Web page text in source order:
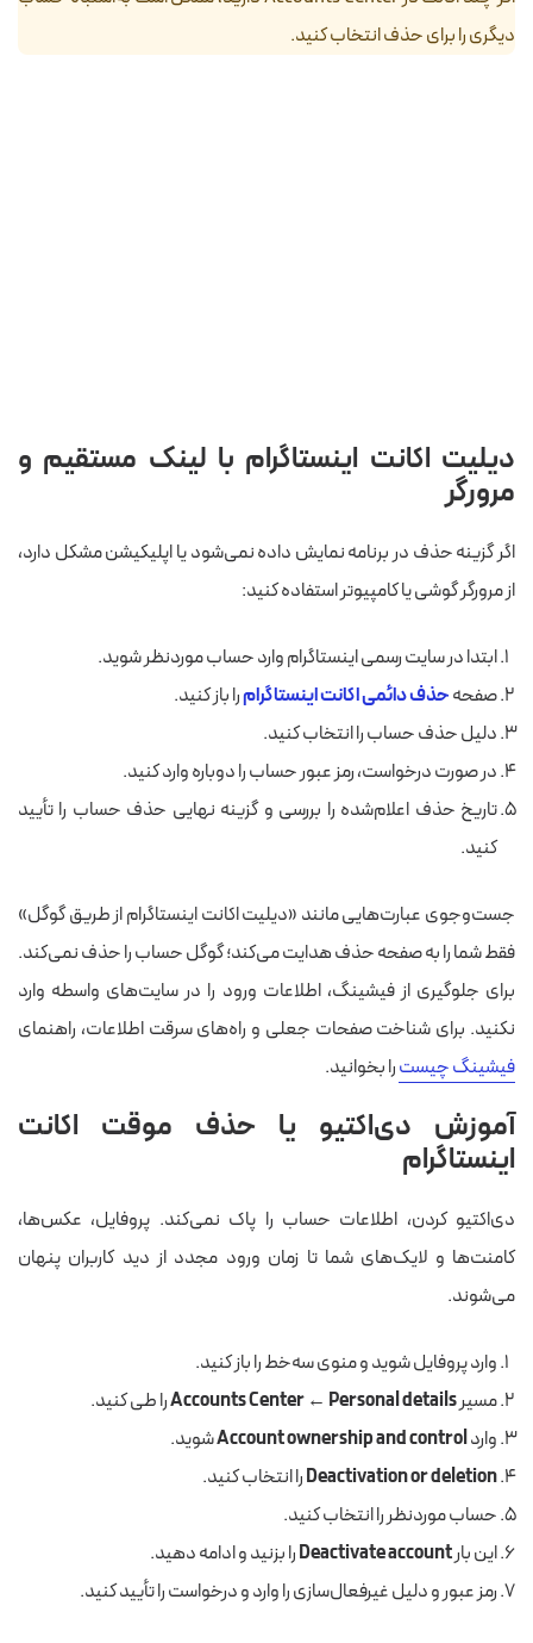
دیگری را برای حذف انتخاب کنید.
دیلیت اکانت اینستاگرام با لینک مستقیم و
مرورگر
اگر گزینه حذف در برنامه نمایش داده نمی‌شود یا اپلیکیشن مشکل دارد،
از مرورگر گوشی یا کامپیوتر استفاده کنید:
ابتدا در سایت رسمی اینستاگرام وارد حساب موردنظر شوید.
صفحهحذف دائمی اکانت اینستاگرامرا باز کنید.
دلیل حذف حساب را انتخاب کنید.
در صورت درخواست، رمز عبور حساب را دوباره وارد کنید.
تاریخ حذف اعلام‌شده را بررسی و گزینه نهایی حذف حساب را تأیید
کنید.
جست‌وجوی عبارت‌هایی مانند «دیلیت اکانت اینستاگرام از طریق گوگل»
فقط شما را به صفحه حذف هدایت می‌کند؛ گوگل حساب را حذف نمی‌کند.
برای جلوگیری از فیشینگ، اطلاعات ورود را در سایت‌های واسطه وارد
نکنید. برای شناخت صفحات جعلی و راه‌های سرقت اطلاعات، راهنمای
فیشینگ چیسترا بخوانید.
آموزش دی‌اکتیو یا حذف موقت اکانت
اینستاگرام
دی‌اکتیو کردن، اطلاعات حساب را پاک نمی‌کند. پروفایل، عکس‌ها،
کامنت‌ها و لایک‌های شما تا زمان ورود مجدد از دید کاربران پنهان
می‌شوند.
وارد پروفایل شوید و منوی سه‌خط را باز کنید.
مسیرAccounts Center ← Personal detailsرا طی کنید.
واردAccount ownership and controlشوید.
Deactivation or deletionرا انتخاب کنید.
حساب موردنظر را انتخاب کنید.
این بارDeactivate accountرا بزنید و ادامه دهید.
رمز عبور و دلیل غیرفعال‌سازی را وارد و درخواست را تأیید کنید.